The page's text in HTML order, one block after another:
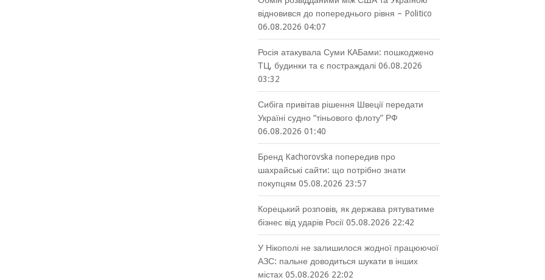
відновився до попереднього рівня – Politico
06.08.2026 04:07
Росія атакувала Суми КАБами: пошкоджено
ТЦ, будинки та є постраждалі 06.08.2026
03:32
Сибіга привітав рішення Швеції передати
Україні судно “тіньового флоту” РФ
06.08.2026 01:40
Бренд Kachorovska попередив про
шахрайські сайти: що потрібно знати
покупцям 05.08.2026 23:57
Корецький розповів, як держава рятуватиме
бізнес від ударів Росії 05.08.2026 22:42
У Нікополі не залишилося жодної працюючої
АЗС: пальне доводиться шукати в інших
містах 05.08.2026 22:02